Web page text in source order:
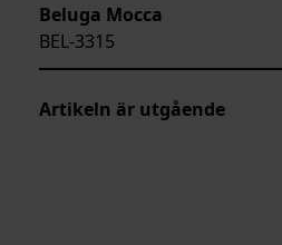
Beluga Mocca
BEL-3315
Artikeln är utgående